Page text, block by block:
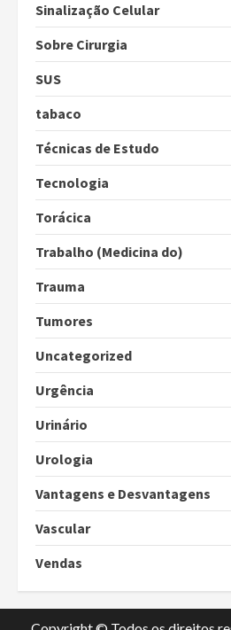
Sinalização Celular
Sobre Cirurgia
SUS
tabaco
Técnicas de Estudo
Tecnologia
Torácica
Trabalho (Medicina do)
Trauma
Tumores
Uncategorized
Urgência
Urinário
Urologia
Vantagens e Desvantagens
Vascular
Vendas